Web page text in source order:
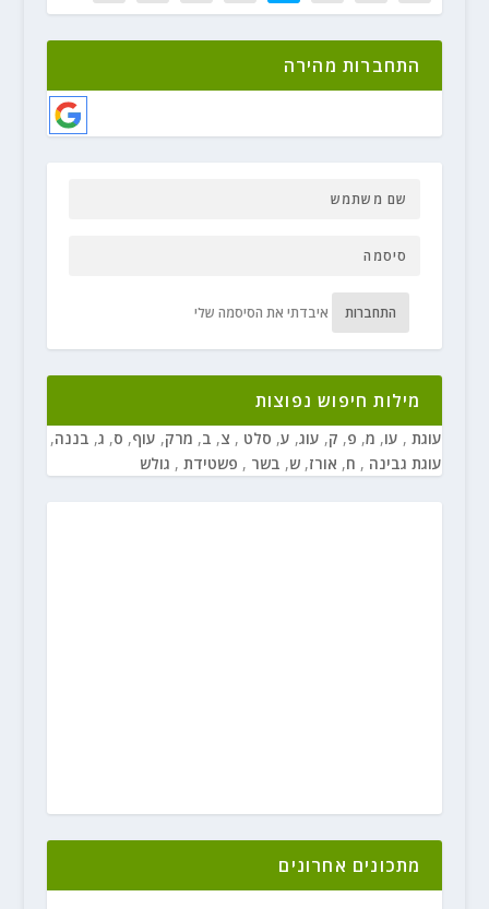
התחברות מהירה
התחברות איבדתי את הסיסמה שלי
מילות חיפוש נפוצות
עוגת , עו, מ, פ, ק, עוג, ע, סלט , צ, ב, מרק, עוף, ס, ג, בננה,
עוגת גבינה , ח, אורז, ש, בשר , פשטידת , גולש
מתכונים אחרונים